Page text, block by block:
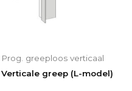
Prog. greeploos verticaal
Verticale greep (L-model)